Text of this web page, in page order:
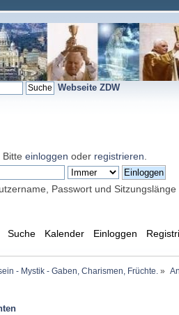
Webseite ZDW
. Bitte einloggen oder registrieren
Passwort und Sitzungslänge
Suche Kalender Einloggen
- Mystik - Gaben, Charismen, Früchte. »